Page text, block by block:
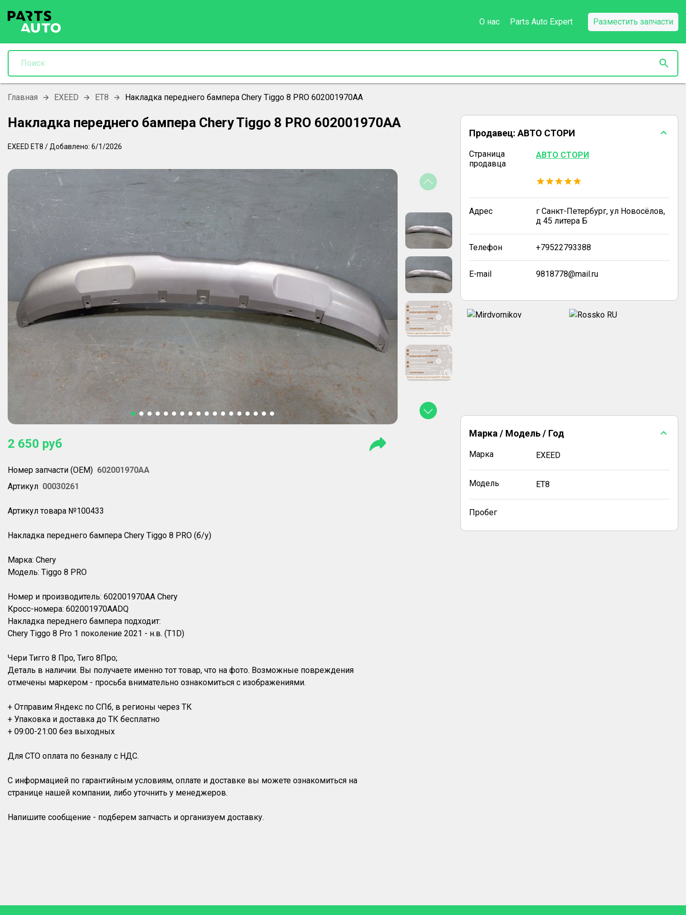
О нас Parts Auto Expert Разместить запчасти
Главная EXEED ET8 Накладка переднего бампера Chery Tiggo 8 PRO 602001970AA
Накладка переднего бампера Chery Tiggo 8 PRO 602001970AA
EXEED ET8 / Добавлено: 6/1/2026
2 650 руб
Номер запчасти (OEM) 602001970AA
Артикул 00030261
Артикул товара №100433
Накладка переднего бампера Chery Tiggo 8 PRO (б/у)
Марка: Chery
Модель: Tiggo 8 PRO
Номер и производитель: 602001970AA Chery
Кросс-номера: 602001970AADQ
Накладка переднего бампера подходит:
Chery Tiggo 8 Pro 1 поколение 2021 - н.в. (T1D)
Чери Тигго 8 Про, Тиго 8Про;
Деталь в наличии. Вы получаете именно тот товар, что на фото. Возможные повреждения
отмечены маркером - просьба внимательно ознакомиться с изображениями.
+ Отправим Яндекс по СПб, в регионы через ТК
+ Упаковка и доставка до ТК бесплатно
+ 09:00-21:00 без выходных
Для СТО оплата по безналу с НДС.
С информацией по гарантийным условиям, оплате и доставке вы можете ознакомиться на
странице нашей компании, либо уточнить у менеджеров.
Продавец: АВТО СТОРИ
Страница
продавца
АВТО СТОРИ
Адрес
г Санкт-Петербург, ул Новосёлов,
д 45 литера Б
Телефон +79522793388
E-mail 9818778@mail.ru
Марка / Модель / Год
Марка EXEED
Модель ET8
Пробег